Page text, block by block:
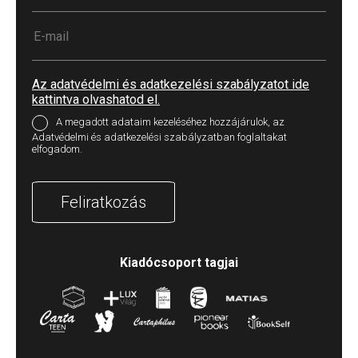
Az adatvédelmi és adatkezelési szabályzatot ide
kattintva olvashatod el.
A megadott adataim kezeléséhez hozzájárulok, az
Adatvédelmi és adatkezelési szabályzatban foglaltakat
elfogadom.
Feliratkozás
Kiadócsoport tagjai